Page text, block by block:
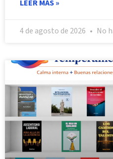
LEER MÁS »
4 de agosto de 2026 No